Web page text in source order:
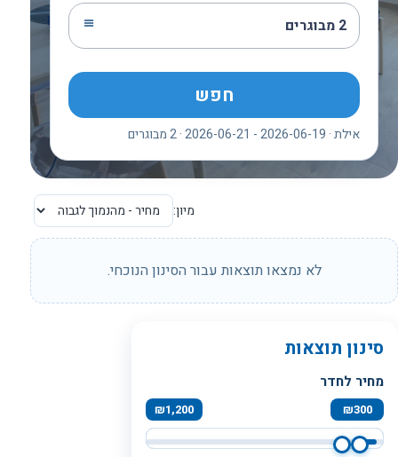
2 מבוגרים
חפש
אילת · 2026-06-19 - 2026-06-21 · 2 מבוגרים
מיון:
לא נמצאו תוצאות עבור הסינון הנוכחי.
סינון תוצאות
מחיר לחדר
₪300
₪1,200